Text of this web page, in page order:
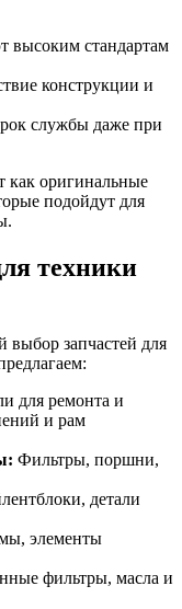
высоким стандартам
конструкции и
службы даже при
как оригинальные
подойдут для
техники
выбор запчастей для
для ремонта и
и рам
Фильтры, поршни,
детали
элементы
фильтры, масла и